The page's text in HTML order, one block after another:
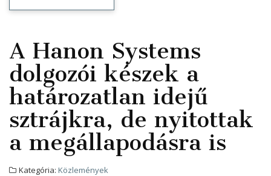
A Hanon Systems
dolgozói készek a
határozatlan idejű
sztrájkra, de nyitottak
a megállapodásra is
Kategória: Közlemények